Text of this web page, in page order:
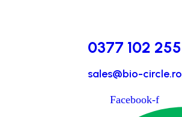
0377 102 255
sales@bio-circle.ro
Facebook-f